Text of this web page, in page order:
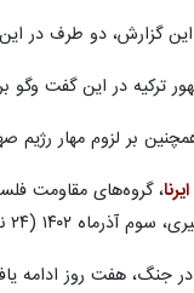
گزارش، دو طرف در این
ترکیه در این گفت وگو
بر لزوم مهار
ایرنا
بس موقت چهار روزه یا همان وقفه برای تبادل اسرا میان حماس و اسرائیل برقرار شد.
ادامه یافت و سرانجام صبح جمعه ۱۰ آذر (اول دسامبر ۲۰۲۳)